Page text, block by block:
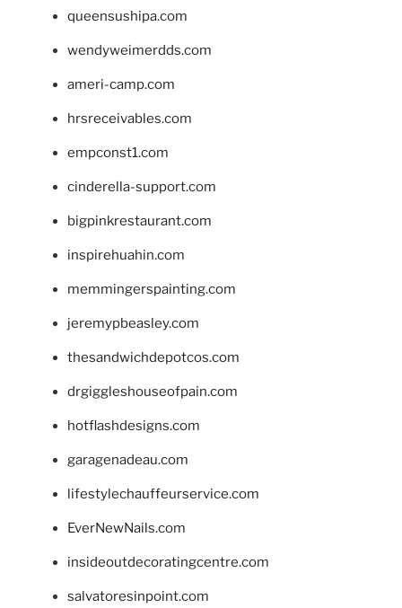
queensushipa.com
wendyweimerdds.com
ameri-camp.com
hrsreceivables.com
empconst1.com
cinderella-support.com
bigpinkrestaurant.com
inspirehuahin.com
memmingerspainting.com
jeremypbeasley.com
thesandwichdepotcos.com
drgiggleshouseofpain.com
hotflashdesigns.com
garagenadeau.com
lifestylechauffeurservice.com
EverNewNails.com
insideoutdecoratingcentre.com
salvatoresinpoint.com